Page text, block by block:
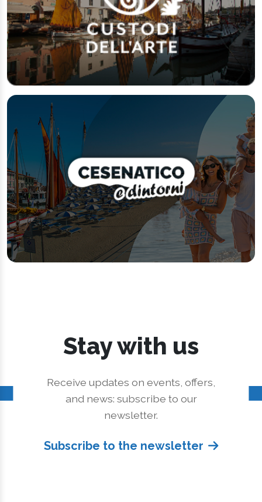
Stay with us
Receive updates on events, offers,
and news: subscribe to our
newsletter.
Subscribe to the newsletter